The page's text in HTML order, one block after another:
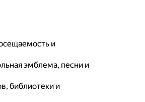
и
эмблема, песни и
библиотеки и